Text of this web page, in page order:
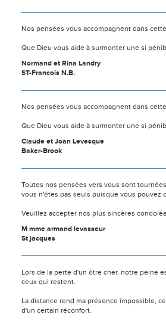
Nos pensées vous accompagnent dans
Que Dieu vous aide à surmonter une si
Normand et Rina Landry
ST-Francois N.B.
Nos pensées vous accompagnent dans
Que Dieu vous aide à surmonter une si
Claude et Joan Levesque
Baker-Brook
Toutes nos pensées vers vous sont
vous n'êtes pas seuls puisque vous pouvez
Veuillez accepter nos plus sincères
M mme armand levasseur
St jacques
Lors de la perte d'un être cher, notre peine
ceux qui restent.
La distance rend ma présence impossible,
d'un certain réconfort.